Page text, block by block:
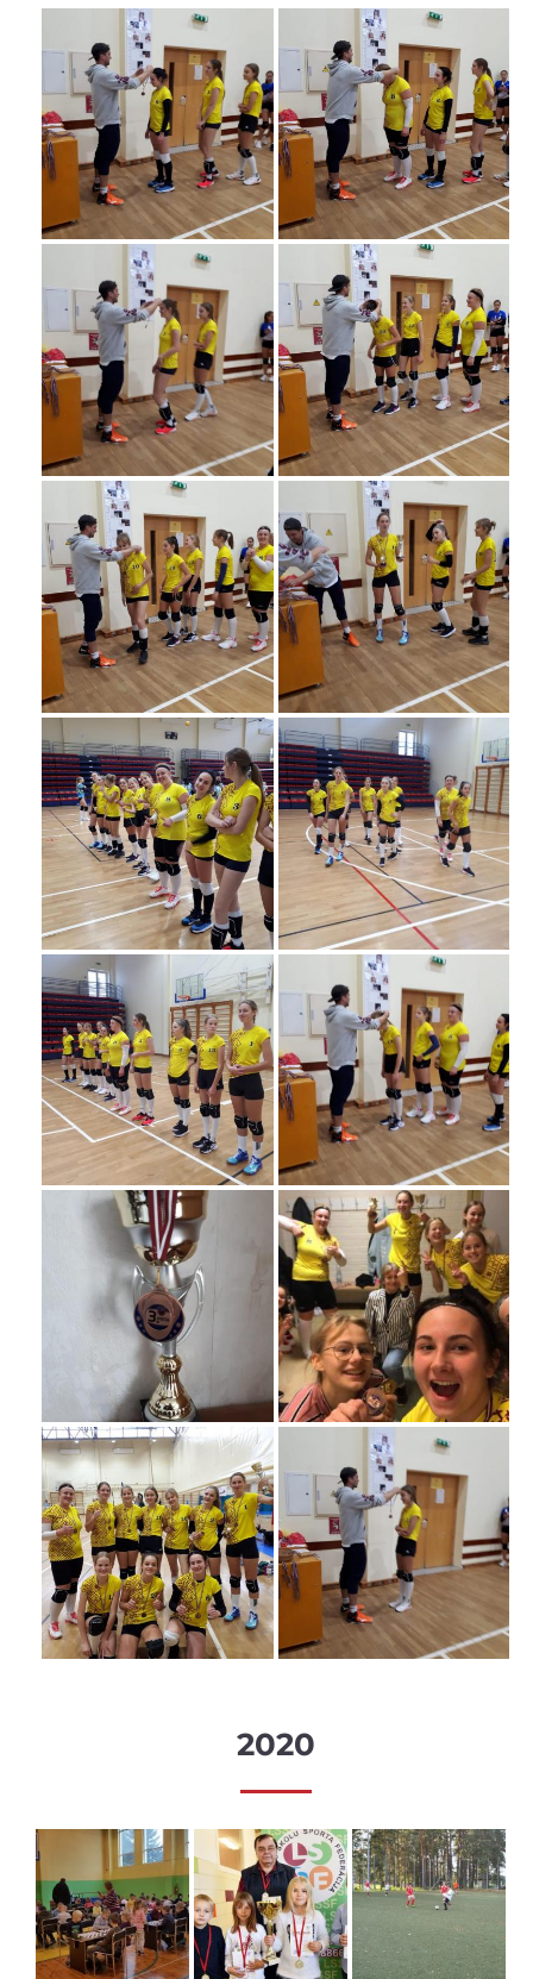
2020